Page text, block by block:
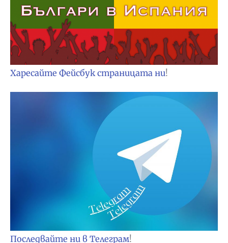
Харесайте Фейсбук страницата ни!
Последвайте ни в Телеграм!